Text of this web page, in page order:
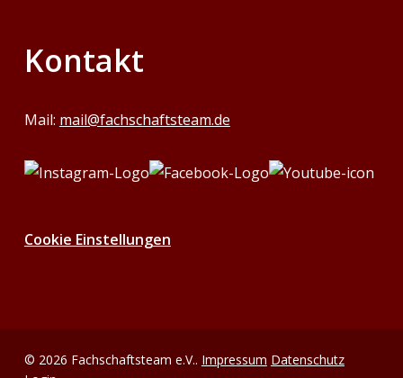
Kontakt
Mail: mail@fachschaftsteam.de
Cookie Einstellungen
© 2026 Fachschaftsteam e.V.. Impressum Datenschutz